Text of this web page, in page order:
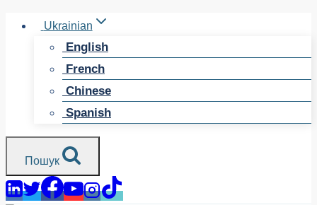
ПерейтиUkrainian
English
French
Chinese
Spanish
Пошук